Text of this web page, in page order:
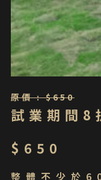
原價 : $650
試業期間
$650
整體不少於